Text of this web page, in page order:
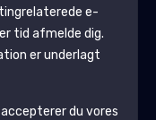
e-
tid afmelde dig.
er underlagt
du vores